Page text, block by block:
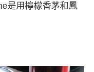
是用檸檬香茅和鳳